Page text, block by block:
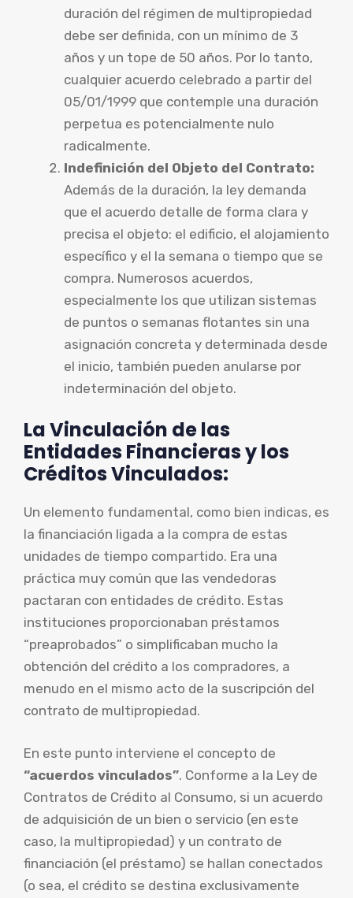
duración del régimen de multipropiedad
debe ser definida, con un mínimo de 3
años y un tope de 50 años. Por lo tanto,
cualquier acuerdo celebrado a partir del
05/01/1999 que contemple una duración
perpetua es potencialmente nulo
radicalmente.
Indefinición del Objeto del Contrato:
Además de la duración, la ley demanda
que el acuerdo detalle de forma clara y
precisa el objeto: el edificio, el alojamiento
específico y el la semana o tiempo que se
compra. Numerosos acuerdos,
especialmente los que utilizan sistemas
de puntos o semanas flotantes sin una
asignación concreta y determinada desde
el inicio, también pueden anularse por
indeterminación del objeto.
La Vinculación de las
Entidades Financieras y los
Créditos Vinculados:
Un elemento fundamental, como bien indicas, es
la financiación ligada a la compra de estas
unidades de tiempo compartido. Era una
práctica muy común que las vendedoras
pactaran con entidades de crédito. Estas
instituciones proporcionaban préstamos
“preaprobados” o simplificaban mucho la
obtención del crédito a los compradores, a
menudo en el mismo acto de la suscripción del
contrato de multipropiedad.
En este punto interviene el concepto de
“acuerdos vinculados”. Conforme a la Ley de
Contratos de Crédito al Consumo, si un acuerdo
de adquisición de un bien o servicio (en este
caso, la multipropiedad) y un contrato de
financiación (el préstamo) se hallan conectados
(o sea, el crédito se destina exclusivamente